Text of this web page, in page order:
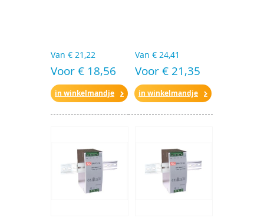
Van € 21,22
Voor € 18,56
in winkelmandje
Van € 24,41
Voor € 21,35
in winkelmandje